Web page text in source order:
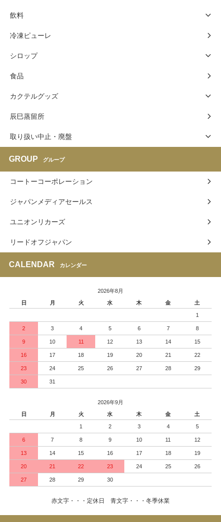
飲料
冷凍ピューレ
シロップ
食品
カクテルグッズ
辰巳蒸留所
取り扱い中止・廃盤
GROUP グループ
コートーコーポレーション
ジャパンメディアセールス
ユニオンリカーズ
リードオフジャパン
CALENDAR カレンダー
2026年8月
日
月 火 水 木 金 土
1
2 3 4 5 6 7 8
9 10 11 12 13 14 15
16 17 18 19 20 21 22
23 24 25 26 27 28 29
30 31
2026年9月
日
月 火 水 木 金 土
1 2 3 4 5
6 7 8 9 10 11 12
13 14 15 16 17 18 19
20 21 22 23 24 25 26
27 28 29 30
赤文字・・・定休日 青文字・・・冬季休業